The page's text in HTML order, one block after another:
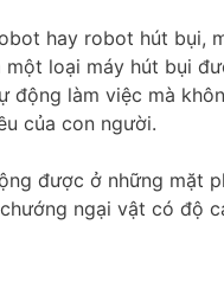
hay robot hút bụi,
một loại máy hút bụi
động làm việc mà
của con người.
được ở những mặt
ngại vật có độ